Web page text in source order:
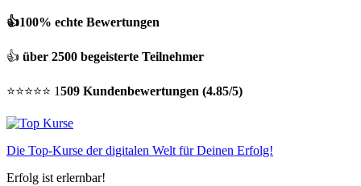
👍100% echte Bewertungen
👍 über 2500 begeisterte Teilnehmer
⭐⭐⭐⭐⭐ 1509 Kundenbewertungen (4.85/5)
Die Top-Kurse der digitalen Welt für Deinen Erfolg!
Erfolg ist erlernbar!